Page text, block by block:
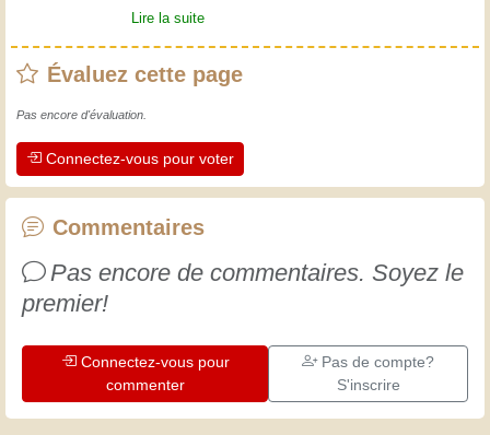
parents m'ont initié très jeune, et
depuis, j'ai acquis une riche expérience.
L'expérience est essentielle ! Elle nous
professionnels. Apprenons ensemble ;
chaque jour est une occasion de
progresser. Amusez-vous bien !
Lire la suite
Évaluez cette page
Pas encore d'évaluation.
Connectez-vous pour voter
Commentaires
Pas encore de commentaires. Soyez le
premier!
Connectez-vous pour
commenter
Pas de compte?
S'inscrire